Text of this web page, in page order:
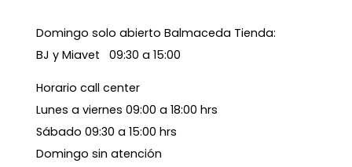
Domingo solo abierto Balmaceda Tienda:
BJ y Miavet 09:30 a 15:00
Horario call center
Lunes a viernes 09:00 a 18:00 hrs
Sábado 09:30 a 15:00 hrs
Domingo sin atención